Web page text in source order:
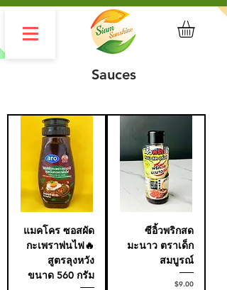
Sauces
แมคโคร ซอสผัด
กะเพราพ่นไฟ🔥
สูตรลุงหวัง
ขนาด 560 กรัม
ซีอิ้วพริกสด
มะนาว ตราเด็ก
สมบูรณ์
Price
$9.00